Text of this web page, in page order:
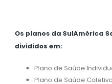
Os planos da SulAmérica
divididos em:
Plano de Saúde
Plano de Saúde